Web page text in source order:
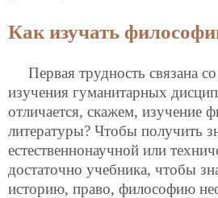
Как изучать
Первая трудность связана
изучения гуманитарных
отличается, скажем, изучение
литературы? Чтобы получить
естественнонаучной или
достаточно учебника, чтобы
историю, право, философию